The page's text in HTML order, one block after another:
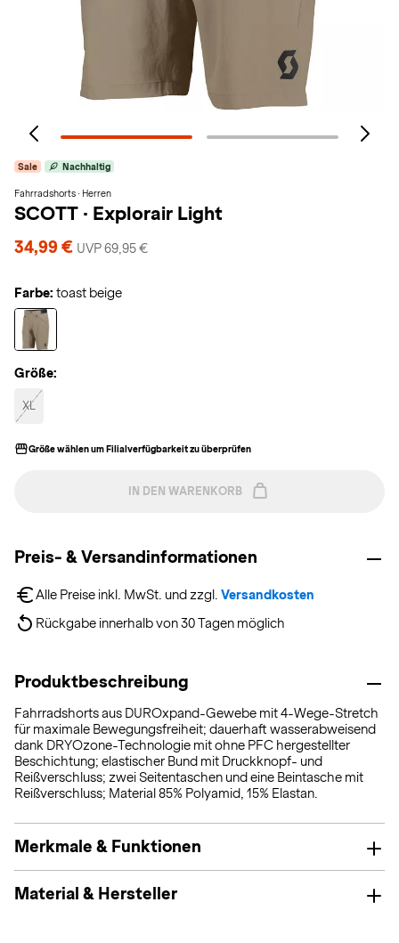
Sale Nachhaltig
Fahrradshorts · Herren
SCOTT · Explorair Light
34,99 € UVP 69,95 €
Farbe: toast beige
Größe:
XL
Größe wählen um Filialverfügbarkeit zu überprüfen
IN DEN WARENKORB
Preis- & Versandinformationen
Alle Preise inkl. MwSt. und zzgl. Versandkosten
Rückgabe innerhalb von 30 Tagen möglich
Produktbeschreibung
Fahrradshorts aus DUROxpand-Gewebe mit 4-Wege-Stretch
für maximale Bewegungsfreiheit; dauerhaft wasserabweisend
dank DRYOzone-Technologie mit ohne PFC hergestellter
Beschichtung; elastischer Bund mit Druckknopf- und
Reißverschluss; zwei Seitentaschen und eine Beintasche mit
Reißverschluss; Material 85% Polyamid, 15% Elastan.
Merkmale & Funktionen
Material & Hersteller